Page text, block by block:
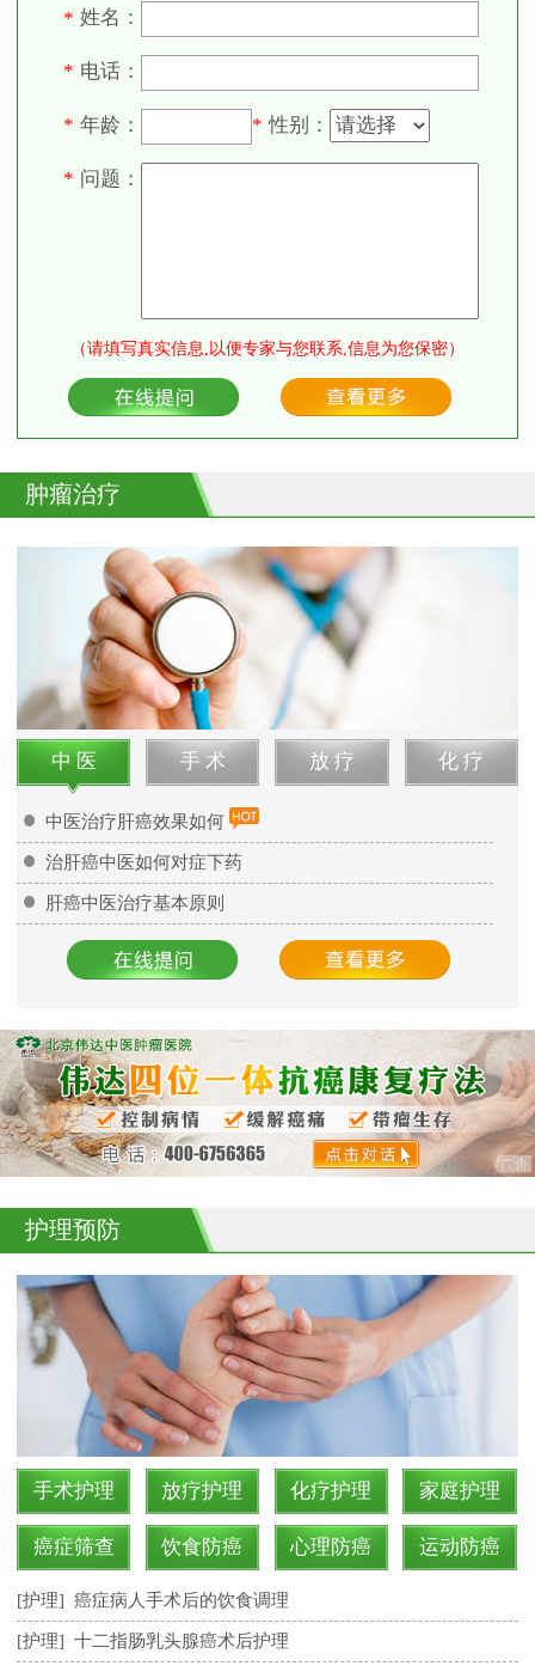
* 姓名：
* 电话：
* 年龄： * 性别：
* 问题：
（请填写真实信息,以便专家与您联系,信息为您保密）
肿瘤治疗
中 医 手 术 放 疗 化 疗
中医治疗肝癌效果如何
治肝癌中医如何对症下药
肝癌中医治疗基本原则
护理预防
手术护理 放疗护理 化疗护理 家庭护理
癌症筛查 饮食防癌 心理防癌 运动防癌
[护理] 癌症病人手术后的饮食调理
[护理] 十二指肠乳头腺癌术后护理